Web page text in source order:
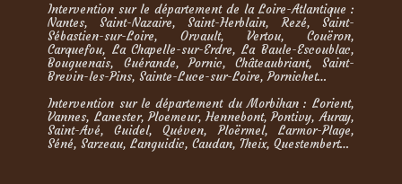
Intervention sur le département de la Loire-Atlantique :
Nantes, Saint-Nazaire, Saint-Herblain, Rezé, Saint-
Sébastien-sur-Loire, Orvault, Vertou, Couëron,
Carquefou, La Chapelle-sur-Erdre, La Baule-Escoublac,
Bouguenais, Guérande, Pornic, Châteaubriant, Saint-
Brevin-les-Pins, Sainte-Luce-sur-Loire, Pornichet…
Intervention sur le département du Morbihan : Lorient,
Vannes, Lanester, Ploemeur, Hennebont, Pontivy, Auray,
Saint-Avé, Guidel, Quéven, Ploërmel, Larmor-Plage,
Séné, Sarzeau, Languidic, Caudan, Theix, Questembert…